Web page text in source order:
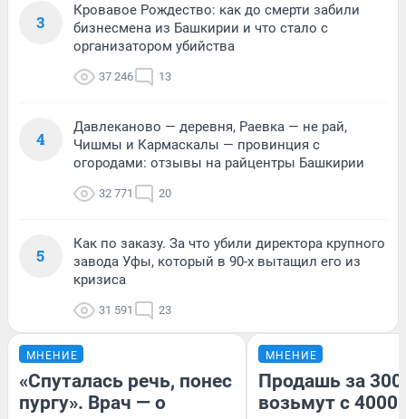
3
Кровавое Рождество: как до смерти забили
бизнесмена из Башкирии и что стало с
организатором убийства
37 246 13
4
Давлеканово — деревня, Раевка — не рай,
Чишмы и Кармаскалы — провинция с
огородами: отзывы на райцентры Башкирии
32 771 20
5
Как по заказу. За что убили директора крупного
завода Уфы, который в 90-х вытащил его из
кризиса
31 591 23
МНЕНИЕ
«Спуталась речь, понес
пургу». Врач — о
МНЕНИЕ
Продашь за
возьмут с